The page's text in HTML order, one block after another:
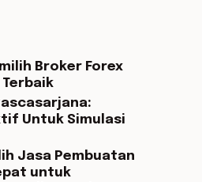
Broker Forex
Untuk Simulasi
Jasa Pembuatan
untuk